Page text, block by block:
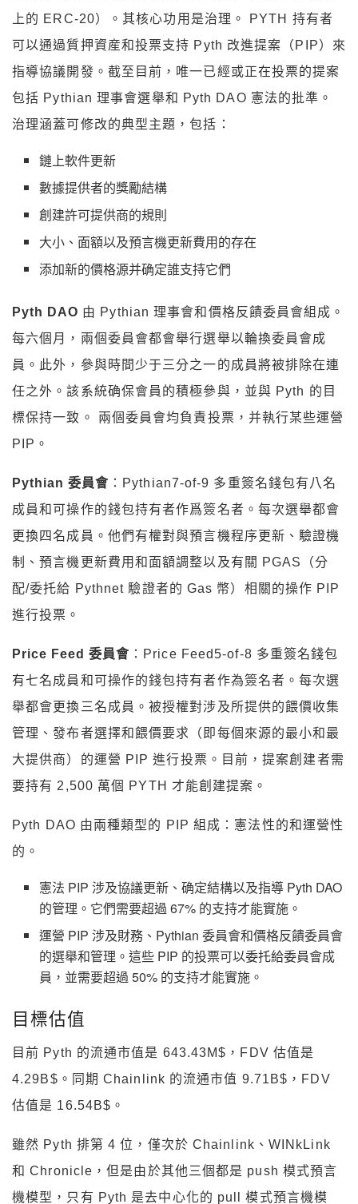
上的 ERC-20）。其核心功用是治理。 PYTH 持有者
可以通過質押資産和投票支持 Pyth 改進提案（PIP）來
指導協議開發。截至目前，唯一已經或正在投票的提案
包括 Pythian 理事會選舉和 Pyth DAO 憲法的批準。
治理涵蓋可修改的典型主題，包括：
鏈上軟件更新
數據提供者的獎勵結構
創建許可提供商的規則
大小、面額以及預言機更新費用的存在
添加新的價格源并确定誰支持它們
Pyth DAO 由 Pythian 理事會和價格反饋委員會組成。
每六個月，兩個委員會都會舉行選舉以輪換委員會成
員。此外，參與時間少于三分之一的成員將被排除在連
任之外。該系統确保會員的積極參與，並與 Pyth 的目
標保持一致。 兩個委員會均負責投票，并執行某些運營
PIP。
Pythian 委員會 ：Pythian7-of-9 多重簽名錢包有八名
成員和可操作的錢包持有者作爲簽名者。每次選舉都會
更換四名成員。他們有權對與預言機程序更新、驗證機
制、預言機更新費用和面額調整以及有關 PGAS（分
配/委托給 Pythnet 驗證者的 Gas 幣）相關的操作 PIP
進行投票。
Price Feed 委員會 ：Price Feed5-of-8 多重簽名錢包
有七名成員和可操作的錢包持有者作為簽名者。每次選
舉都會更換三名成員。被授權對涉及所提供的餵價收集
管理、發布者選擇和餵價要求（即每個來源的最小和最
大提供商）的運營 PIP 進行投票。目前，提案創建者需
要持有 2,500 萬個 PYTH 才能創建提案。
Pyth DAO 由兩種類型的 PIP 組成：憲法性的和運營性
的。
憲法 PIP 涉及協議更新、确定結構以及指導 Pyth DAO
的管理。它們需要超過 67% 的支持才能實施。
運營 PIP 涉及財務、Pythian 委員會和價格反饋委員會
的選舉和管理。這些 PIP 的投票可以委托給委員會成
員，並需要超過 50% 的支持才能實施。
目標估值
目前 Pyth 的流通市值是 643.43M$，FDV 估值是
4.29B$。同期 Chainlink 的流通市值 9.71B$，FDV
估值是 16.54B$。
雖然 Pyth 排第 4 位，僅次於 Chainlink、WINkLink
和 Chronicle，但是由於其他三個都是 push 模式預言
機模型，只有 Pyth 是去中心化的 pull 模式預言機模